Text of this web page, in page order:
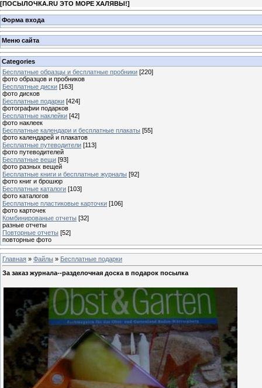
[ПОСЫЛОЧКА.RU ЭТО МОРЕ ХАЛЯВЫ!]
Форма входа
Меню сайта
Categories
Бесплатные образцы и бесплатные пробники [220]
фото образцов и пробников
Бесплатные диски [163]
фото дисков
Бесплатные подарки [424]
фотографии подарков
Бесплатные наклейки [42]
фото наклеек
Бесплатные календари и бесплатные плакаты [55]
фото календарей и плакатов
Бесплатные путеводители [113]
фото путеводителей
Бесплатные вещи [93]
фото разных вещей
Бесплатные книги и бесплатные журналы [92]
фото книг и брошюр
Бесплатные каталоги [103]
фото каталогов
Бесплатные пластиковые карточки [106]
фото карточек
Комбинированые отчеты [32]
разные отчеты
Повторные отчеты [52]
повторные фото
Главная » Файлы » Бесплатные подарки
За заказ журнала--разделочная доска в подарок посылка